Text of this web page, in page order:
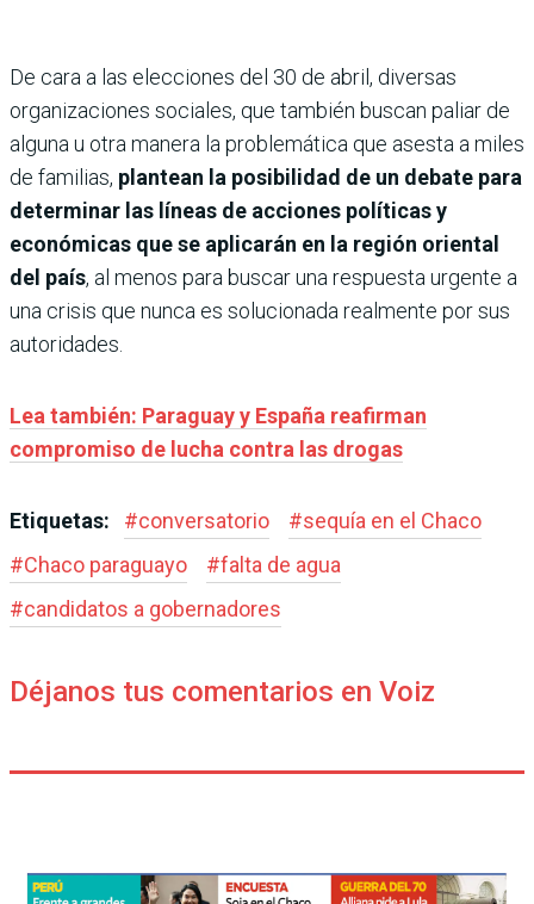
De cara a las elecciones del 30 de abril, diversas
organizaciones sociales, que también buscan paliar de
alguna u otra manera la problemática que asesta a miles
de familias, plantean la posibilidad de un debate para
determinar las líneas de acciones políticas y
económicas que se aplicarán en la región oriental
del país, al menos para buscar una respuesta urgente a
una crisis que nunca es solucionada realmente por sus
autoridades.
Lea también: Paraguay y España reafirman
compromiso de lucha contra las drogas
Etiquetas: #conversatorio #sequía en el Chaco
#Chaco paraguayo #falta de agua
#candidatos a gobernadores
Déjanos tus comentarios en Voiz